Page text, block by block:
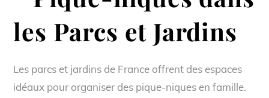
les Parcs et Jardins
Les parcs et jardins de France offrent des espaces
idéaux pour organiser des pique-niques en famille.